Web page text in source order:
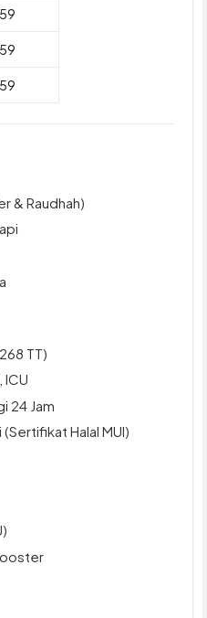
& Raudhah)
TT)
ICU
24 Jam
(Sertifikat Halal MUI)